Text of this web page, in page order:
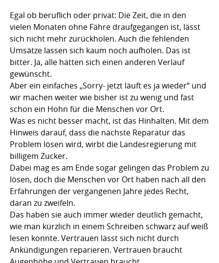
Egal ob beruflich oder privat: Die Zeit, die in den
vielen Monaten ohne Fähre draufgegangen ist, lässt
sich nicht mehr zurückholen. Auch die fehlenden
Umsätze lassen sich kaum noch aufholen. Das ist
bitter. Ja, alle hätten sich einen anderen Verlauf
gewünscht.
Aber ein einfaches „Sorry- jetzt läuft es ja wieder“ und
wir machen weiter wie bisher ist zu wenig und fast
schon ein Hohn für die Menschen vor Ort.
Was es nicht besser macht, ist das Hinhalten. Mit dem
Hinweis darauf, dass die nächste Reparatur das
Problem lösen wird, wirbt die Landesregierung mit
billigem Zucker.
Dabei mag es am Ende sogar gelingen das Problem zu
lösen, doch die Menschen vor Ort haben nach all den
Erfahrungen der vergangenen Jahre jedes Recht,
daran zu zweifeln.
Das haben sie auch immer wieder deutlich gemacht,
wie man kürzlich in einem Schreiben schwarz auf weiß
lesen konnte. Vertrauen lässt sich nicht durch
Ankündigungen reparieren. Vertrauen braucht